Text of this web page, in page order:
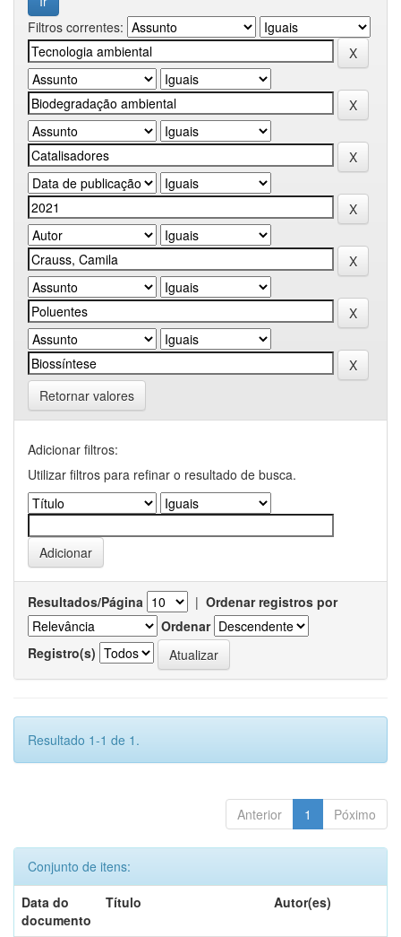
Filtros correntes:
Retornar valores
Adicionar filtros:
Utilizar filtros para refinar o resultado de busca.
Resultados/Página | Ordenar registros por
Ordenar
Registro(s)
Resultado 1-1 de 1.
Anterior 1 Póximo
Conjunto de itens:
Data do
documento
Título Autor(es)